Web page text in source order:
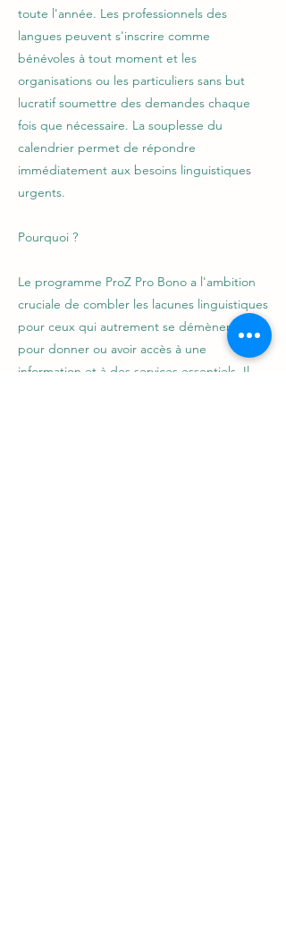
toute l'année. Les professionnels des
langues peuvent s'inscrire comme
bénévoles à tout moment et les
organisations ou les particuliers sans but
lucratif soumettre des demandes chaque
fois que nécessaire. La souplesse du
calendrier permet de répondre
immédiatement aux besoins linguistiques
urgents.
Pourquoi ?
Le programme ProZ Pro Bono a l'ambition
cruciale de combler les lacunes linguistiques
pour ceux qui autrement se démèneraient
pour donner ou avoir accès à une
information et à des services essentiels. Il